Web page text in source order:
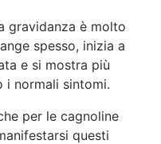
gravidanza è molto
spesso, inizia a
e si mostra più
i normali sintomi.
per le cagnoline
questi